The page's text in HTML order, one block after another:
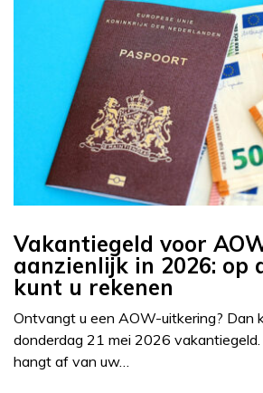
Vakantiegeld voor
aanzienlijk in 2026: op
kunt u rekenen
Ontvangt u een AOW-uitkering? Dan
donderdag 21 mei 2026
hangt af van uw…